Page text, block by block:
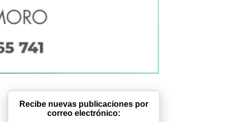
Recibe nuevas publicaciones por
correo electrónico: